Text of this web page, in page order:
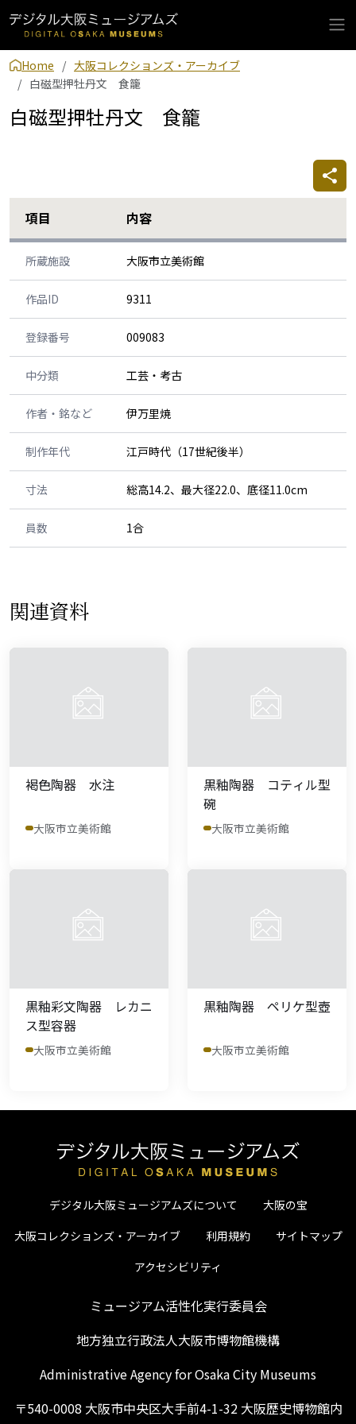
Home
大阪コレクションズ・アーカイブ
白磁型押牡丹文 食籠
白磁型押牡丹文 食籠
項目 内容
所蔵施設 大阪市立美術館
作品ID 9311
登録番号 009083
中分類 工芸・考古
作者・銘など 伊万里焼
制作年代 江戸時代（17世紀後半）
寸法 総高14.2、最大径22.0、底径11.0cm
員数 1合
関連資料
褐色陶器 水注
大阪市立美術館
黒釉陶器 コティル型
碗
大阪市立美術館
黒釉彩文陶器 レカニ
ス型容器
大阪市立美術館
黒釉陶器 ペリケ型壺
大阪市立美術館
デジタル大阪ミュージアムズについて
大阪の宝
大阪コレクションズ・アーカイブ
利用規約
サイトマップ
アクセシビリティ
ミュージアム活性化実行委員会
地方独立行政法人大阪市博物館機構
Administrative Agency for Osaka City Museums
〒540-0008 大阪市中央区大手前4-1-32 大阪歴史博物館内